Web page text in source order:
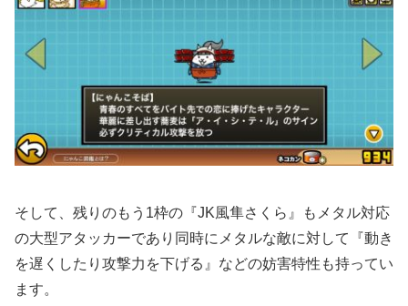
そして、残りのもう1枠の『JK風隼さくら』もメタル対応
の大型アタッカーであり同時にメタルな敵に対して『動き
を遅くしたり攻撃力を下げる』などの妨害特性も持ってい
ます。